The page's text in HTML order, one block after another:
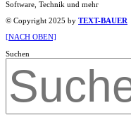
Software, Technik und mehr
© Copyright 2025 by TEXT-BAUER
[NACH OBEN]
Suchen